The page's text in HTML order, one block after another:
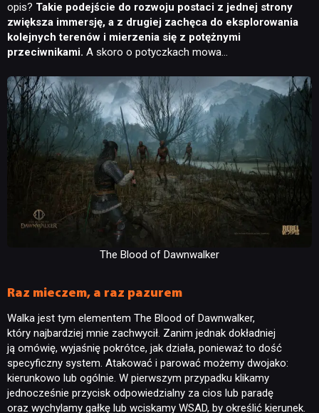
opis? Takie podejście do rozwoju postaci z jednej strony
zwiększa immersję, a z drugiej zachęca do eksplorowania
kolejnych terenów i mierzenia się z potężnymi
przeciwnikami. A skoro o potyczkach mowa…
The Blood of Dawnwalker
Raz mieczem, a raz pazurem
Walka jest tym elementem The Blood of Dawnwalker,
który najbardziej mnie zachwycił. Zanim jednak dokładniej
ją omówię, wyjaśnię pokrótce, jak działa, ponieważ to dość
specyficzny system. Atakować i parować możemy dwojako:
kierunkowo lub ogólnie. W pierwszym przypadku klikamy
jednocześnie przycisk odpowiedzialny za cios lub paradę
oraz wychylamy gałkę lub wciskamy WSAD, by określić kierunek.